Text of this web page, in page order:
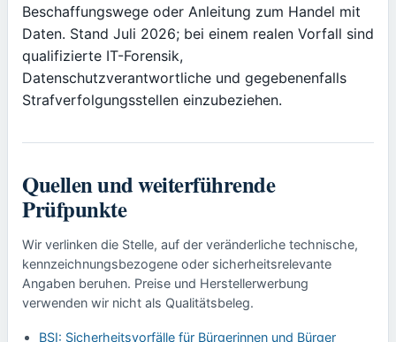
Beschaffungswege oder Anleitung zum Handel mit
Daten. Stand Juli 2026; bei einem realen Vorfall sind
qualifizierte IT-Forensik,
Datenschutzverantwortliche und gegebenenfalls
Strafverfolgungsstellen einzubeziehen.
Quellen und weiterführende
Prüfpunkte
Wir verlinken die Stelle, auf der veränderliche technische,
kennzeichnungsbezogene oder sicherheitsrelevante
Angaben beruhen. Preise und Herstellerwerbung
verwenden wir nicht als Qualitätsbeleg.
BSI: Sicherheitsvorfälle für Bürgerinnen und Bürger